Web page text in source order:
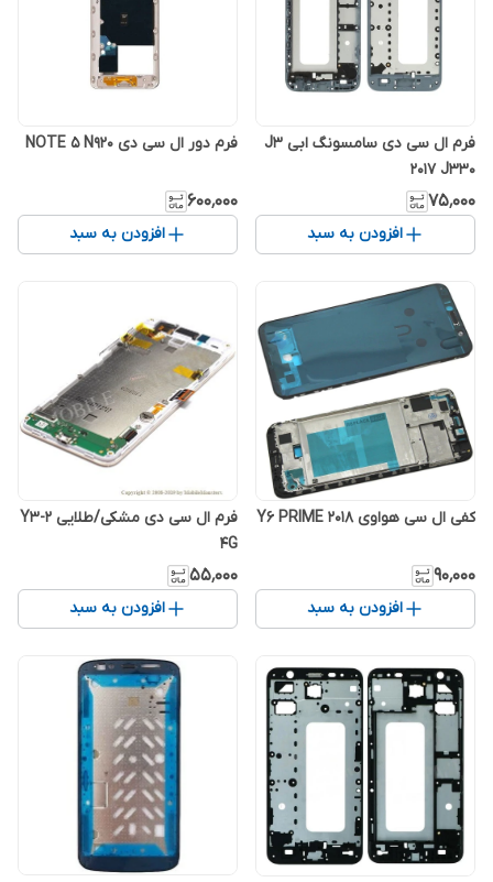
فرم ال سی دی سامسونگ ابی J3
2017 J330
۷۵٬۰۰۰
افزودن به سبد
فرم دور ال سی دی NOTE 5 N920
۶۰۰٬۰۰۰
افزودن به سبد
کفی ال سی هواوی Y6 PRIME 2018
۹۰٬۰۰۰
افزودن به سبد
فرم ال سی دی مشکی/طلایی Y3-2
4G
۵۵٬۰۰۰
افزودن به سبد